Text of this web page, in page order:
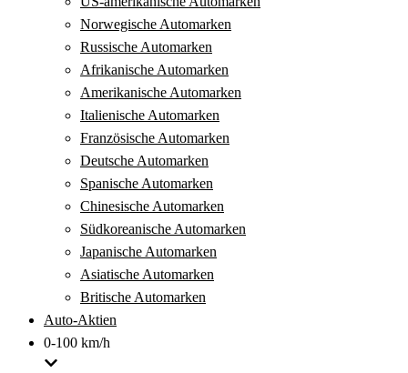
Norwegische Automarken
Russische Automarken
Afrikanische Automarken
Amerikanische Automarken
Italienische Automarken
Französische Automarken
Deutsche Automarken
Spanische Automarken
Chinesische Automarken
Südkoreanische Automarken
Japanische Automarken
Asiatische Automarken
Britische Automarken
Auto-Aktien
0-100 km/h